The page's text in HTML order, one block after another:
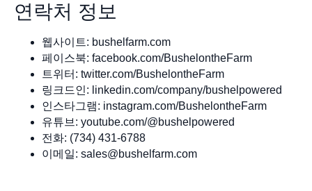
연락처 정보
웹사이트: bushelfarm.com
페이스북: facebook.com/BushelontheFarm
트위터: twitter.com/BushelontheFarm
링크드인: linkedin.com/company/bushelpowered
인스타그램: instagram.com/BushelontheFarm
유튜브: youtube.com/@bushelpowered
전화: (734) 431-6788
이메일: sales@bushelfarm.com